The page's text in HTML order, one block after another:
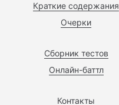
Краткие содержания
Очерки
Сборник тестов
Онлайн-баттл
Контакты